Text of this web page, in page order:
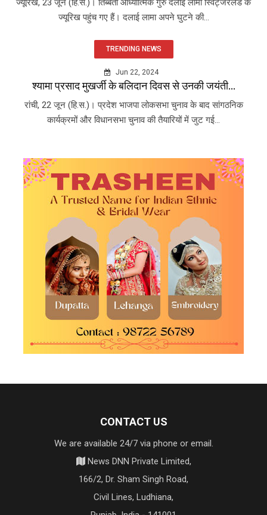
ज्यूरिख, 23 जून (हि.स.)। तिब्बती आध्यात्मिक गुरु दलाई लामा स्विट्जरलैंड के
ज्यूरिख पहुंच गए हैं। दलाई लामा अपने घुटने की...
TRENDING NEWS
Jun 22, 2024
श्यामा प्रसाद मुखर्जी के बलिदान दिवस से उनकी जयंती...
रांची, 22 जून (हि.स.)। प्रदेश भाजपा लोकसभा चुनाव के बाद सांगठनिक
कार्यक्रमों और विधानसभा चुनाव की तैयारियों में जुट गई...
CONTACT US
We are available 24/7 via phone or email.
News DNN Private Limited,
166/2, Dr. Sham Singh Road,
Civil Lines, Ludhiana,